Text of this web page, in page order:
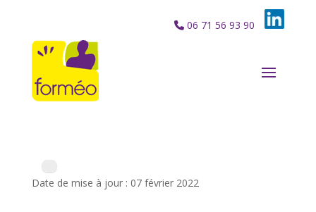
06 71 56 93 90
Date de mise à jour : 07 février 2022